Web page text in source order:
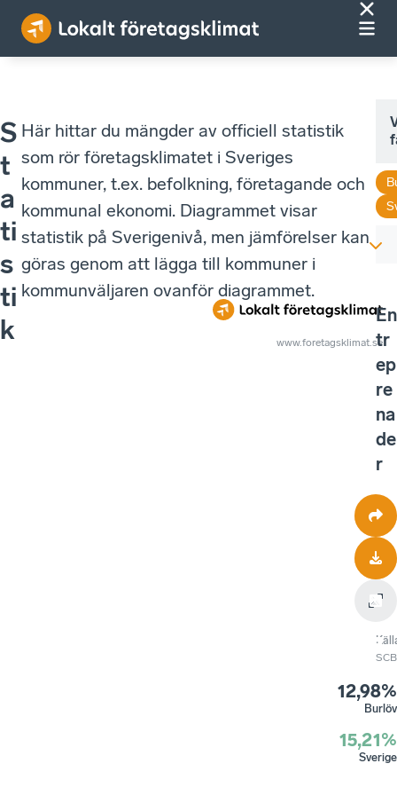
S
t
a
ti
s
ti
k
Här hittar du mängder av officiell statistik
som rör företagsklimatet i Sveriges
kommuner, t.ex. befolkning, företagande och
kommunal ekonomi. Diagrammet visar
statistik på Sverigenivå, men jämförelser kan
göras genom att lägga till kommuner i
kommunväljaren ovanför diagrammet.
www.foretagsklimat.se
En
tr
ep
re
na
de
r
SCB
12,98%
Burlöv
15,21%
Sverige